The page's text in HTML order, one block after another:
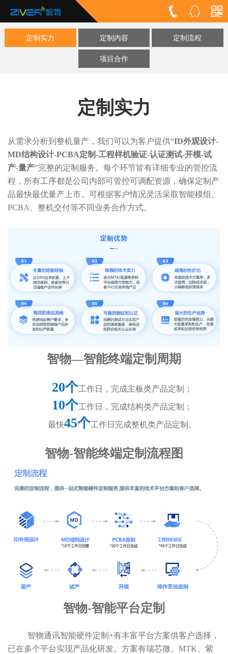
定制实力 定制内容 定制流程
项目合作
定制实力
从需求分析到整机量产，我们可以为客户提供“ID外观设计-
MD结构设计-PCBA定制-工程样机验证-认证测试-开模-试
产-量产”完整的定制服务。每个环节皆有详细专业的管控流
程，所有工序都是公司内部可管控可调配资源，确保定制产
品最快最优量产上市。可根据客户情况灵活采取智能模组、
PCBA、整机交付等不同业务合作方式。
智物—智能终端定制周期
20个工作日，完成主板类产品定制；
10个工作日，完成结构类产品定制；
最快45个工作日完成整机类产品定制。
智物-智能终端定制流程图
智物-智能平台定制
智物通讯智能硬件定制+有丰富平台方案供客户选择，
已在多个平台实现产品化研发。方案有瑞芯微、MTK、紫